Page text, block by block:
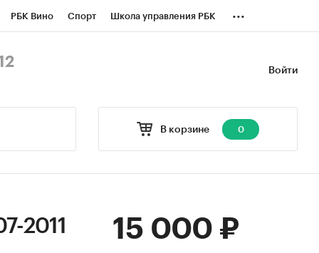
РБК Вино Спорт Школа управления РБК ...
Войти
В корзине 0
2011 15 000 ₽